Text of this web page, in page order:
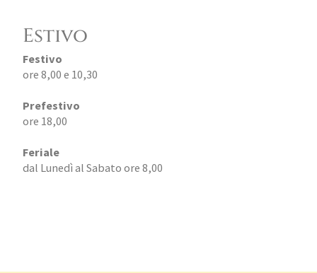
Estivo
Festivo
ore 8,00 e 10,30
Prefestivo
ore 18,00
Feriale
dal Lunedì al Sabato ore 8,00